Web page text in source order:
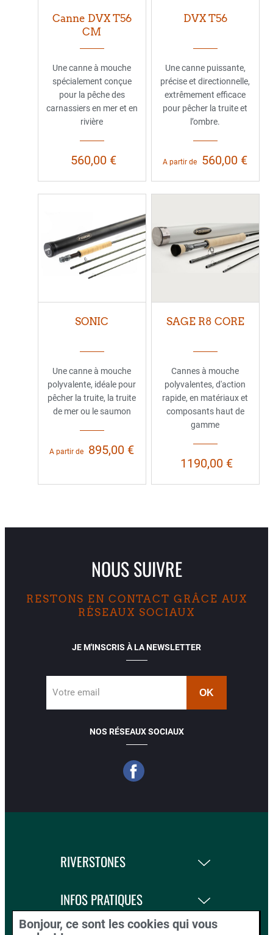
Canne DVX T56
CM
Une canne à mouche
spécialement conçue
pour la pêche des
carnassiers en mer et en
rivière
560,00 €
DVX T56
Une canne puissante,
précise et directionnelle,
extrêmement efficace
pour pêcher la truite et
l’ombre.
A partir de 560,00 €
SONIC
Une canne à mouche
polyvalente, idéale pour
pêcher la truite, la truite
de mer ou le saumon
A partir de 895,00 €
SAGE R8 CORE
Cannes à mouche
polyvalentes, d'action
rapide, en matériaux et
composants haut de
gamme
1190,00 €
NOUS SUIVRE
RESTONS EN CONTACT GRÂCE AUX
RÉSEAUX SOCIAUX
JE M'INSCRIS À LA NEWSLETTER
Votre email
NOS RÉSEAUX SOCIAUX
RIVERSTONES
INFOS PRATIQUES
Bonjour, ce sont les cookies qui vous